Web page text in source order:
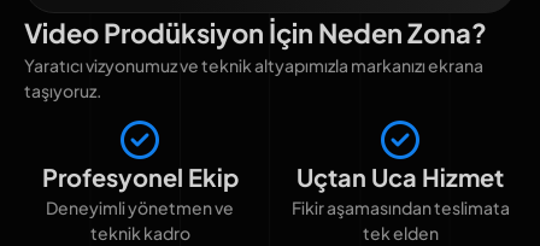
Video Prodüksiyon İçin Neden Zona?
Yaratıcı vizyonumuz ve teknik altyapımızla markanızı ekrana
taşıyoruz.
Profesyonel Ekip
Deneyimli yönetmen ve
teknik kadro
Uçtan Uca Hizmet
Fikir aşamasından teslimata
tek elden